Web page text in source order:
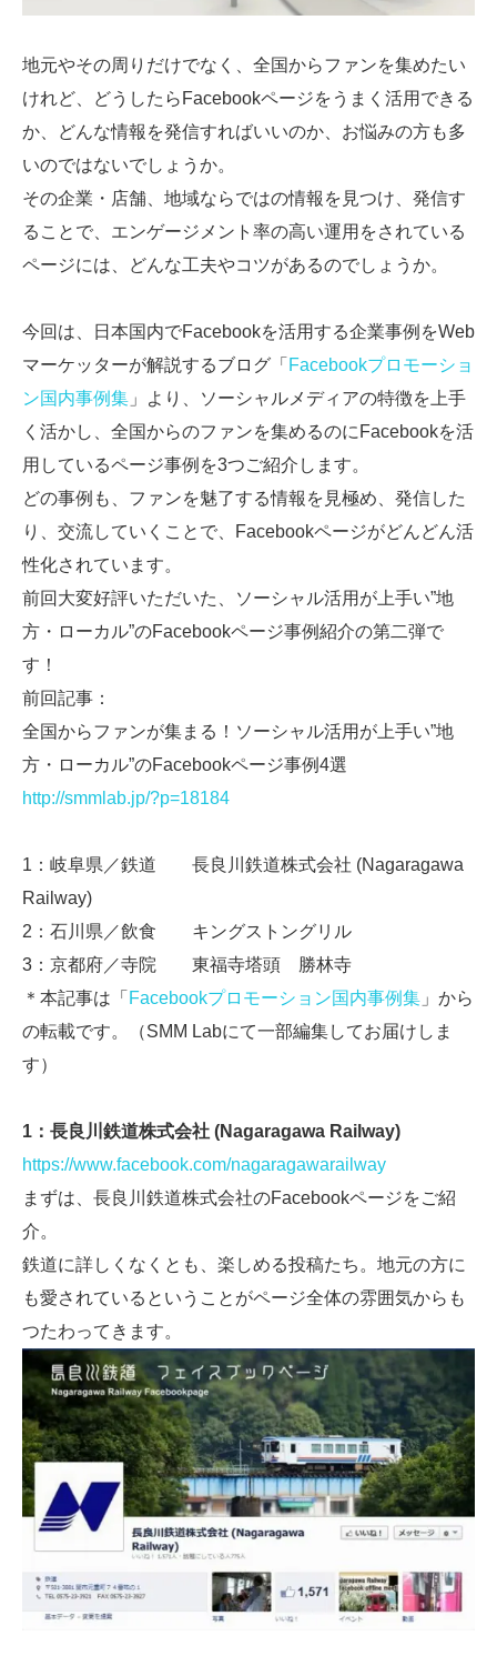
地元やその周りだけでなく、全国からファンを集めたい
けれど、どうしたらFacebookページをうまく活用できる
か、どんな情報を発信すればいいのか、お悩みの方も多
いのではないでしょうか。
その企業・店舗、地域ならではの情報を見つけ、発信す
ることで、エンゲージメント率の高い運用をされている
ページには、どんな工夫やコツがあるのでしょうか。
今回は、日本国内でFacebookを活用する企業事例をWeb
マーケッターが解説するブログ「 Facebookプロモーショ
ン国内事例集 」より、ソーシャルメディアの特徴を上手
く活かし、全国からのファンを集めるのにFacebookを活
用しているページ事例を3つご紹介します。
どの事例も、ファンを魅了する情報を見極め、発信した
り、交流していくことで、Facebookページがどんどん活
性化されています。
前回大変好評いただいた、ソーシャル活用が上手い”地
方・ローカル”のFacebookページ事例紹介の第二弾で
す！
前回記事：
全国からファンが集まる！ソーシャル活用が上手い”地
方・ローカル”のFacebookページ事例4選
http://smmlab.jp/?p=18184
1：岐阜県／鉄道 長良川鉄道株式会社 (Nagaragawa
Railway)
2：石川県／飲食 キングストングリル
3：京都府／寺院 東福寺塔頭 勝林寺
＊本記事は「 Facebookプロモーション国内事例集 」から
の転載です。（SMM Labにて一部編集してお届けしま
す）
1：長良川鉄道株式会社 (Nagaragawa Railway)
https://www.facebook.com/nagaragawarailway
まずは、長良川鉄道株式会社のFacebookページをご紹
介。
鉄道に詳しくなくとも、楽しめる投稿たち。地元の方に
も愛されているということがページ全体の雰囲気からも
つたわってきます。